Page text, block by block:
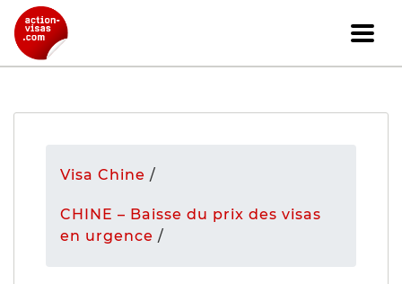
Visa Chine /
CHINE – Baisse du prix des visas
en urgence /